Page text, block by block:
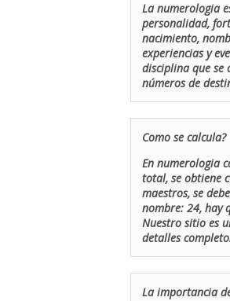
La numerologia
personalidad,
nacimiento,
experiencias y
disciplina que se
números de
Como se calcula?
En numerologia
total, se obtiene
maestros, se
nombre: 24, hay
Nuestro sitio es
detalles
La importancia